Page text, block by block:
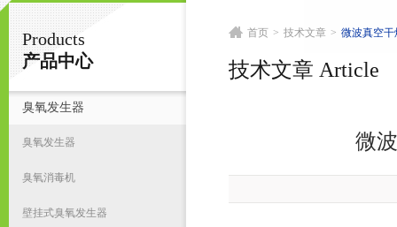
南京皇明臭氧机电设备厂
Products
产品中心
臭氧发生器
臭氧发生器
臭氧消毒机
壁挂式臭氧发生器
首页 > 技术文章 > 微波真空
技术文章 Article
微